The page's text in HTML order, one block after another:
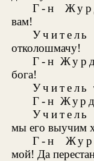
Г-н
вам!
отколошмачу!
Г-н
бога!
Учитель
Г-н
мы его выучим
Г-н
мой! Да